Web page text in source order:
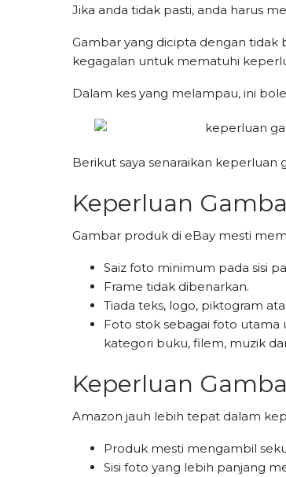
Jika anda tidak pasti, anda harus
Gambar yang dicipta dengan
kegagalan untuk mematuhi
Dalam kes yang melampau, ini
Berikut saya senaraikan keperluan
Keperluan
Gambar produk di eBay mesti
Saiz foto minimum pada sisi
Frame tidak dibenarkan.
Tiada teks, logo, piktogram
Foto stok sebagai foto
kategori buku, filem, muzik
Keperluan
Amazon jauh lebih tepat dalam
Produk mesti mengambil
Sisi foto yang lebih panjang